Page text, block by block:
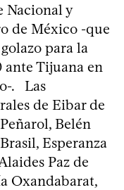
Nacional y
de México -que
para la
Tijuana en
. Las
de Eibar de
Belén
Esperanza
Paz de
Oxandabarat,